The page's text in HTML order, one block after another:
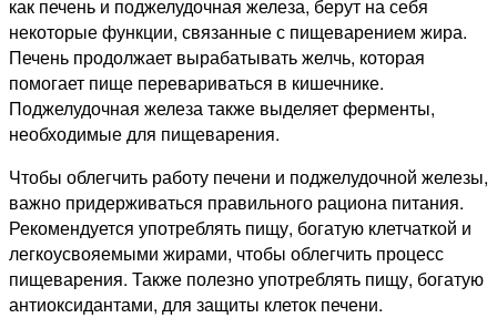
как печень и поджелудочная железа, берут на себя
некоторые функции, связанные с пищеварением жира.
Печень продолжает вырабатывать желчь, которая
помогает пище перевариваться в кишечнике.
Поджелудочная железа также выделяет ферменты,
необходимые для пищеварения.
Чтобы облегчить работу печени и поджелудочной железы,
важно придерживаться правильного рациона питания.
Рекомендуется употреблять пищу, богатую клетчаткой и
легкоусвояемыми жирами, чтобы облегчить процесс
пищеварения. Также полезно употреблять пищу, богатую
антиоксидантами, для защиты клеток печени.